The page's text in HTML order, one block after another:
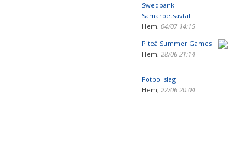
Swedbank -
Samarbetsavtal
Hem, 04/07 14:15
Piteå Summer Games
Hem, 28/06 21:14
Fotbollslag
Hem, 22/06 20:04